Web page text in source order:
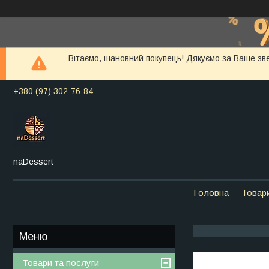
Вітаємо, шановний покупець! Дякуємо за Ваше
+380 (97) 302-76-84
naDessert
Головна
Товари та послуги